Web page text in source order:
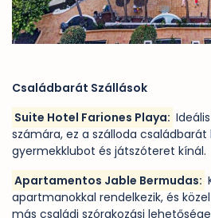
Családbarát Szállások
Suite Hotel Fariones Playa:
számára, ez a szálloda
gyermekklubot és játszóteret kínál.
Apartamentos Jable Bermudas:
apartmanokkal rendelkezik, és
más családi szórakozási